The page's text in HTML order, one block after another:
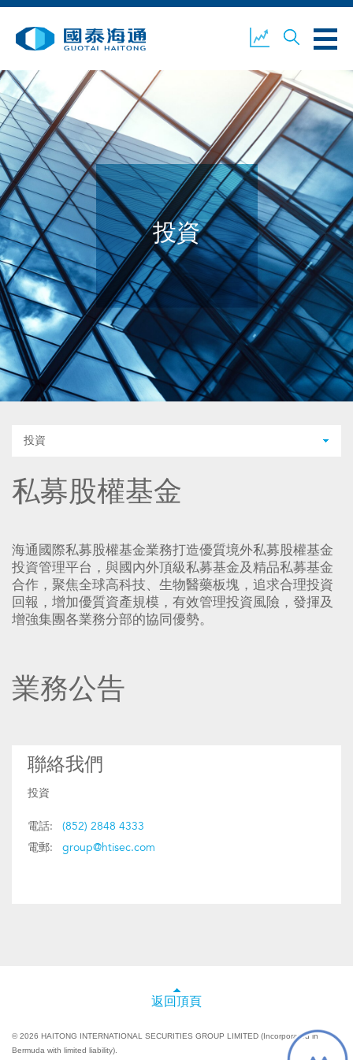
關於我們 業務概覽 公司新聞
環境、社會及企業管治 國泰海通證券 聯絡我們
開設戶口 客戶登入
投資
投資
私募股權基金
海通國際私募股權基金業務打造優質境外私募股權基金
投資管理平台，與國內外頂級私募基金及精品私募基金
合作，聚焦全球高科技、生物醫藥板塊，追求合理投資
回報，增加優質資產規模，有效管理投資風險，發揮及
增強集團各業務分部的協同優勢​​。
業務公告
聯絡我們
投資
電話:
(852) 2848 4333
電郵:
group@htisec.com
返回頂頁
© 2026 HAITONG INTERNATIONAL SECURITIES GROUP LIMITED (Incorporated in
Bermuda with limited liability).